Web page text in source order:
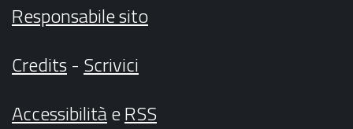
Responsabile sito
Credits- Scrivici
AccessibilitàeRSS